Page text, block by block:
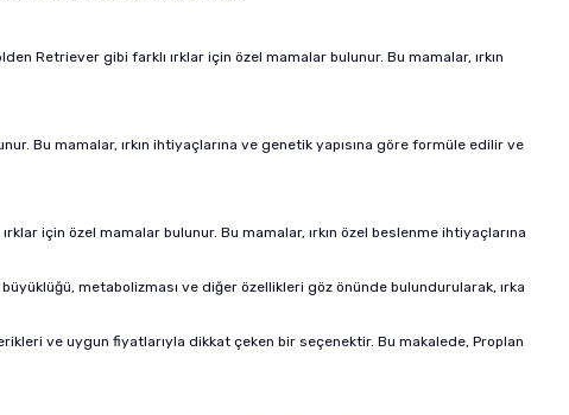
Retriever gibi farklı ırklar için özel mamalar bulunur. Bu mamalar, ırkın
Bu mamalar, ırkın ihtiyaçlarına ve genetik yapısına göre formüle edilir ve
için özel mamalar bulunur. Bu mamalar, ırkın özel beslenme ihtiyaçlarına
büyüklüğü, metabolizması ve diğer özellikleri göz önünde bulundurularak, ırka
ve uygun fiyatlarıyla dikkat çeken bir seçenektir. Bu makalede, Proplan